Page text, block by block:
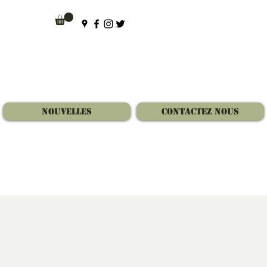
Nouvelles Contactez Nous